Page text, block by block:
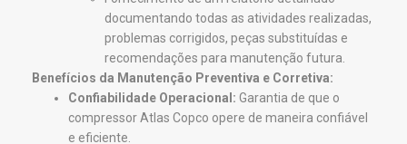
documentando todas as atividades realizadas,
problemas corrigidos, peças substituídas e
recomendações para manutenção futura.
Benefícios da Manutenção Preventiva e Corretiva:
Confiabilidade Operacional: Garantia de que o
compressor Atlas Copco opere de maneira confiável
e eficiente.